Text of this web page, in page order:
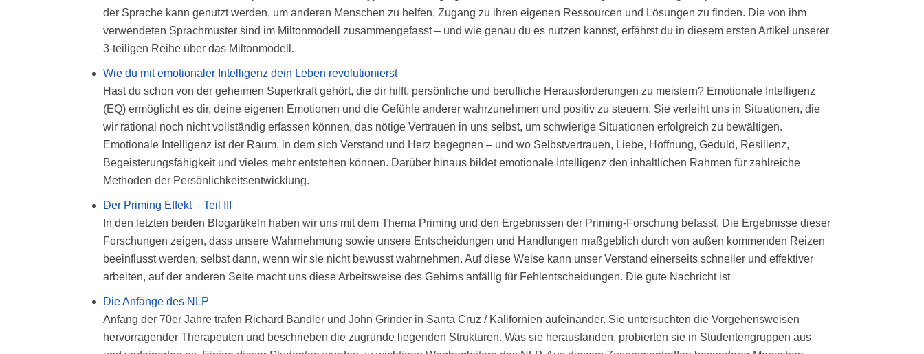
der Sprache kann genutzt werden, um anderen Menschen zu helfen, Zugang zu ihren eigenen Ressourcen und Lösungen zu finden. Die von ihm
verwendeten Sprachmuster sind im Miltonmodell zusammengefasst – und wie genau du es nutzen kannst, erfährst du in diesem ersten Artikel unserer
3-teiligen Reihe über das Miltonmodell.
Wie du mit emotionaler Intelligenz dein Leben revolutionierst
Hast du schon von der geheimen Superkraft gehört, die dir hilft, persönliche und berufliche Herausforderungen zu meistern? Emotionale Intelligenz
(EQ) ermöglicht es dir, deine eigenen Emotionen und die Gefühle anderer wahrzunehmen und positiv zu steuern. Sie verleiht uns in Situationen, die
wir rational noch nicht vollständig erfassen können, das nötige Vertrauen in uns selbst, um schwierige Situationen erfolgreich zu bewältigen.
Emotionale Intelligenz ist der Raum, in dem sich Verstand und Herz begegnen – und wo Selbstvertrauen, Liebe, Hoffnung, Geduld, Resilienz,
Begeisterungsfähigkeit und vieles mehr entstehen können. Darüber hinaus bildet emotionale Intelligenz den inhaltlichen Rahmen für zahlreiche
Methoden der Persönlichkeitsentwicklung.
Der Priming Effekt – Teil III
In den letzten beiden Blogartikeln haben wir uns mit dem Thema Priming und den Ergebnissen der Priming-Forschung befasst. Die Ergebnisse dieser
Forschungen zeigen, dass unsere Wahrnehmung sowie unsere Entscheidungen und Handlungen maßgeblich durch von außen kommenden Reizen
beeinflusst werden, selbst dann, wenn wir sie nicht bewusst wahrnehmen. Auf diese Weise kann unser Verstand einerseits schneller und effektiver
arbeiten, auf der anderen Seite macht uns diese Arbeitsweise des Gehirns anfällig für Fehlentscheidungen. Die gute Nachricht ist
Die Anfänge des NLP
Anfang der 70er Jahre trafen Richard Bandler und John Grinder in Santa Cruz / Kalifornien aufeinander. Sie untersuchten die Vorgehensweisen
hervorragender Therapeuten und beschrieben die zugrunde liegenden Strukturen. Was sie herausfanden, probierten sie in Studentengruppen aus